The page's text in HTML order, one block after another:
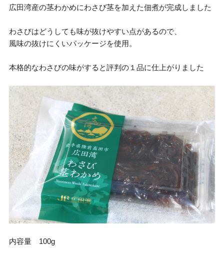
広田湾産の茎わかめにわさび茎を加えた佃煮が完成しました
わさびはどうしても味が抜けやすい点があるので、
風味の抜けにくいパッケージを使用。
本格的なわさびの味がすると評判の１品に仕上がりました
内容量 100g